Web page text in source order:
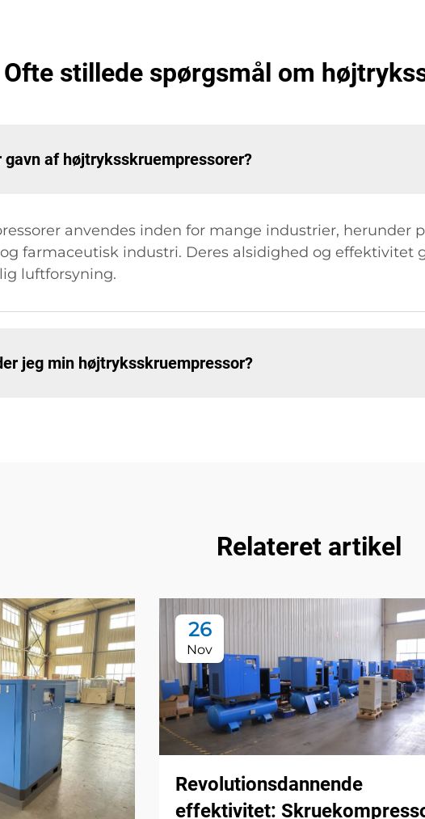
Ofte stillede spørgsmål om
af højtryksskruempressorer?
anvendes inden for mange industrier, herunder
farmaceutisk industri. Deres alsidighed og effektivitet
luftforsyning.
jeg min højtryksskruempressor?
Relateret artikel
26
Nov
Revolutionsdannende
effektivitet: